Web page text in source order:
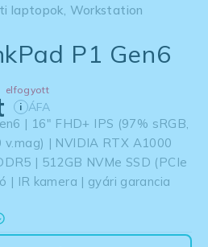
laptopok, Workstation
P1 Gen6
elfogyott
i ÁFA
| 16″ FHD+ IPS (97% sRGB,
| NVIDIA RTX A1000
| 512GB NVMe SSD (PCIe
| IR kamera | gyári garancia